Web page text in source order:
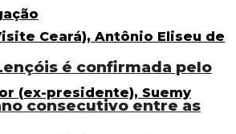
é confirmada pelo
consecutivo entre as